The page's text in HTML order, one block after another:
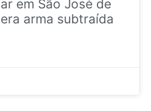
em São José de
arma subtraída